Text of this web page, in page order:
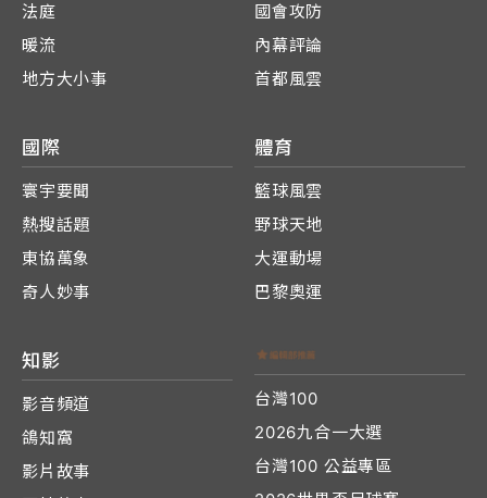
法庭
暖流
地方大小事
國會攻防
內幕評論
首都風雲
國際
寰宇要聞
熱搜話題
東協萬象
奇人妙事
體育
籃球風雲
野球天地
大運動場
巴黎奧運
知影
影音頻道
鴿知窩
影片故事
台灣100
2026九合一大選
台灣100 公益專區